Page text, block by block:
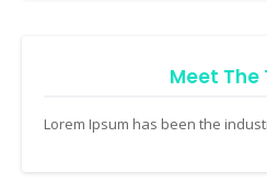
Meet The
Lorem Ipsum has been the